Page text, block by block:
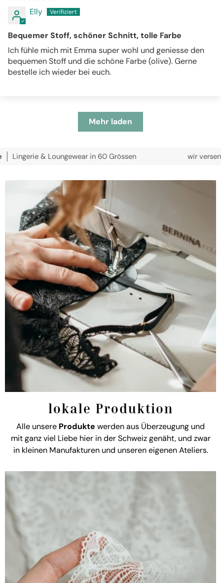
Elly
Bequemer Stoff, schöner Schnitt, tolle Farbe
Ich fühle mich mit Emma super wohl und geniesse den
bequemen Stoff und die schöne Farbe (olive). Gerne
bestelle ich wieder bei euch.
Mehr laden
& Loungewear in 60 Grössen wir versenden
lokale Produktion
Alle unsere Produkte werden aus Überzeugung und
mit ganz viel Liebe hier in der Schweiz genäht, und zwar
in kleinen Manufakturen und unseren eigenen Ateliers.